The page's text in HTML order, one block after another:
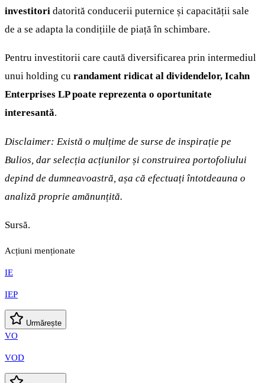
investitori datorită conducerii puternice și capacității sale
de a se adapta la condițiile de piață în schimbare.
Pentru investitorii care caută diversificarea prin intermediul
unui holding cu randament ridicat al dividendelor, Icahn
Enterprises LP poate reprezenta o oportunitate
interesantă.
Disclaimer: Există o mulțime de surse de inspirație pe
Bulios, dar selecția acțiunilor și construirea portofoliului
depind de dumneavoastră, așa că efectuați întotdeauna o
analiză proprie amănunțită.
Sursă.
Acțiuni menționate
IE
IEP
Urmărește
VO
VOD